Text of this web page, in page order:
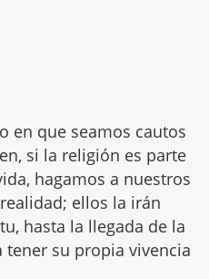
en que seamos cautos
si la religión es parte
hagamos a nuestros
ellos la irán
hasta la llegada de la
su propia vivencia